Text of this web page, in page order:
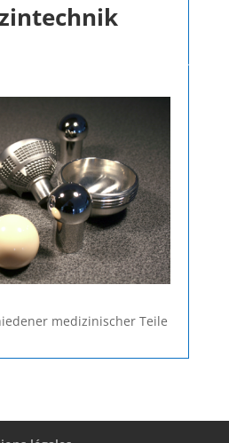
medizinischer Teile